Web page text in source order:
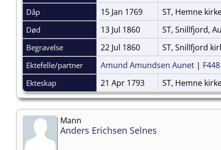
Dåp 15 Jan 1769 ST, Hemne
Død 13 Jul 1860 ST, Snillfjord,
Begravelse 22 Jul 1860 ST, Snillfjord
Ektefelle/partner Amund Amundsen Aunet | F448
Ekteskap 21 Apr 1793 ST, Hemne
Mann
Anders Erichsen Selnes